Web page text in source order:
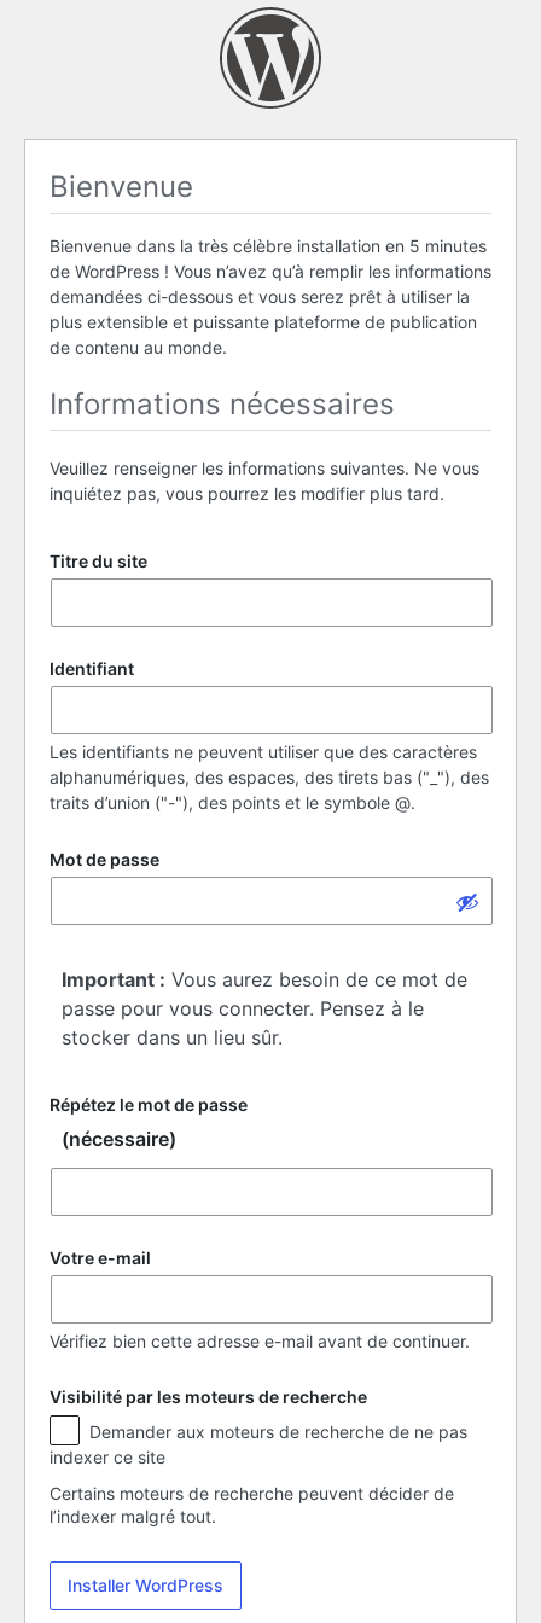
Bienvenue
Bienvenue dans la très célèbre installation en 5 minutes
de WordPress ! Vous n’avez qu’à remplir les informations
demandées ci-dessous et vous serez prêt à utiliser la
plus extensible et puissante plateforme de publication
de contenu au monde.
Informations nécessaires
Veuillez renseigner les informations suivantes. Ne vous
inquiétez pas, vous pourrez les modifier plus tard.
Titre du site
Identifiant
Les identifiants ne peuvent utiliser que des caractères
alphanumériques, des espaces, des tirets bas ("_"), des
traits d’union ("-"), des points et le symbole @.
Mot de passe
Important : Vous aurez besoin de ce mot de
passe pour vous connecter. Pensez à le
stocker dans un lieu sûr.
Répétez le mot de passe
(nécessaire)
Votre e-mail
Vérifiez bien cette adresse e-mail avant de continuer.
Visibilité par les moteurs de recherche
Visibilité
par
les
moteurs
de
indexer ce site
Certains moteurs de recherche peuvent décider de
l’indexer malgré tout.